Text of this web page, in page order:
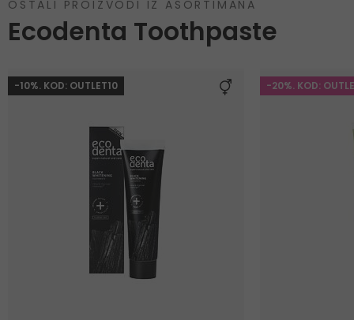
OSTALI PROIZVODI IZ ASORTIMANA
Ecodenta Toothpaste
-10%. KOD: OUTLET10 -20%. KOD: